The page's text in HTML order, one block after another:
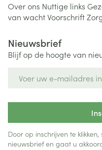
Over ons Nuttige links
van wachtVoorschrift
Nieuwsbrief
Blijf op de hoogte van
Door op inschrijven te
nieuwsbrief en gaat u